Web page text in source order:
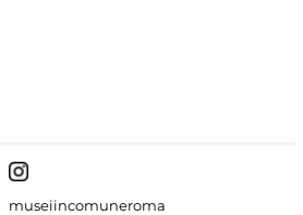
museiincomuneroma